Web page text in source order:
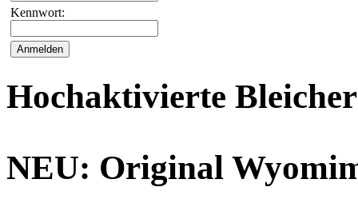
Kennwort:
Hochaktivierte
NEU: Original